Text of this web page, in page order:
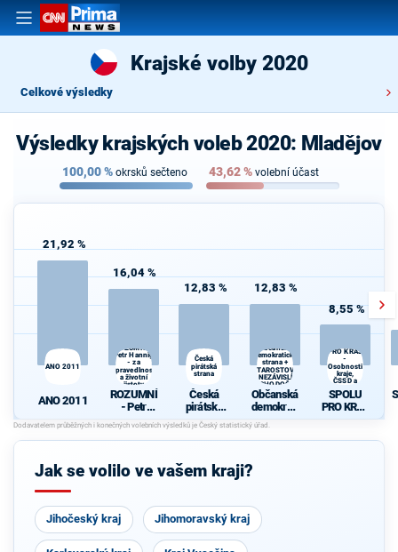
Krajské volby 2020
Celkové výsledky
Výsledky krajských voleb 2020: Mladějov
100,00% okrsků sečteno 43,62% volební účast
21,92 %
ANO 2011
ANO 2011
16,04 %
ROZUMNÍ -
Petr Hannig
- za
spravedlnost
a životní
jistoty
ROZUMNÍ
- Petr
Hannig -
za
spravedln
životní
12,83 %
Česká
pirátská
strana
Česká
pirátská
strana
12,83 %
Občanská
demokratická
strana +
STAROSTOVÉ
A NEZÁVISLÍ a
VÝCHODOČEŠI
Občanská
demokrati
cká strana
STAROST
NEZÁVISL
8,55 %
PRO KRAJ
-
Osobnosti
kraje,
ČSSD a
SPOLU
PRO KRAJ
-
kraje,
Jak se volilo ve vašem kraji?
Jihočeský kraj Jihomoravský kraj